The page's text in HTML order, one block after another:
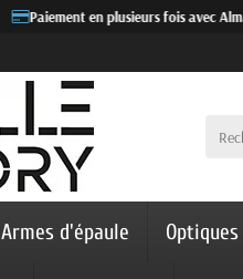
Paiement en plusieurs fois avec Alma
Armes d'épaule Optiques